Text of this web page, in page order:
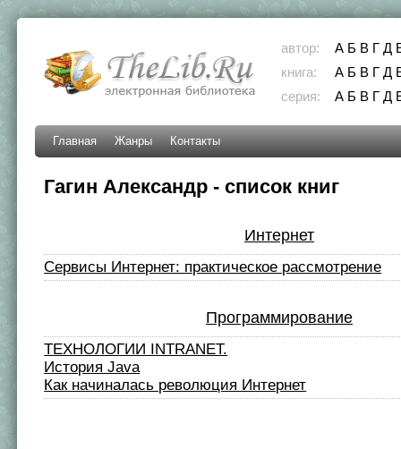
автор: А Б В Г Д
книга:
А Б В Г Д
серия:
А Б В Г Д
Главная Жанры Контакты
Гагин Александр - список книг
Интернет
Сервисы Интернет: практическое рассмотрение
Программирование
ТЕХНОЛОГИИ INTRANET.
История Java
Как начиналась революция Интернет